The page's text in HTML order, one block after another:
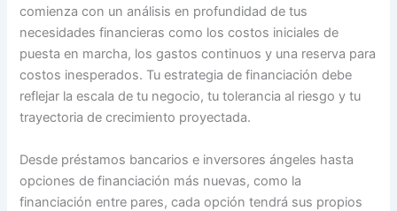
comienza con un análisis en profundidad de tus
necesidades financieras como los costos iniciales de
puesta en marcha, los gastos continuos y una reserva para
costos inesperados. Tu estrategia de financiación debe
reflejar la escala de tu negocio, tu tolerancia al riesgo y tu
trayectoria de crecimiento proyectada.
Desde préstamos bancarios e inversores ángeles hasta
opciones de financiación más nuevas, como la
financiación entre pares, cada opción tendrá sus propios